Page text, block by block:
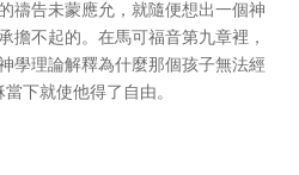
禱告未蒙應允，就隨便想出一個神
擔不起的。在馬可福音第九章裡，
學理論解釋為什麼那個孩子無法經
下就使他得了自由。